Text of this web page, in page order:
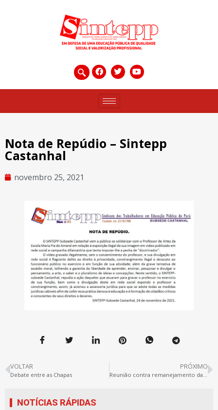
Nota de Repúdio – Sintepp
Castanhal
novembro 25, 2021
VOLTAR
Debate entre as Chapas
PRÓXIMO
NOTÍCIAS RÁPIDAS